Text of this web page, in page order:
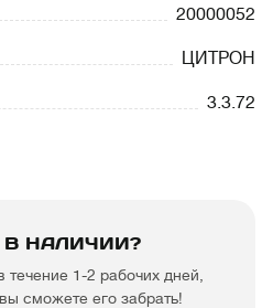
20000052
ЦИТРОН
3.3.72
НАЛИЧИИ?
1-2 рабочих дней,
сможете его забрать!